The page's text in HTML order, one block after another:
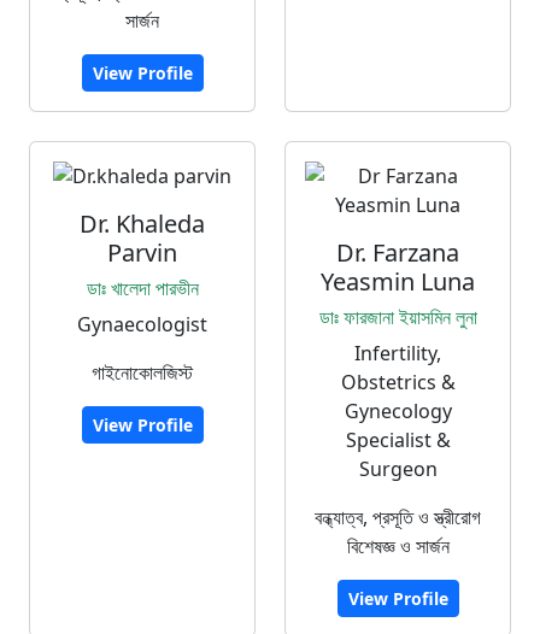
সার্জন
View Profile
Dr. Khaleda
Parvin
ডাঃ খালেদা পারভীন
Gynaecologist
গাইনোকোলজিস্ট
View Profile
Dr. Farzana
Yeasmin Luna
ডাঃ ফারজানা ইয়াসমিন লুনা
Infertility,
Obstetrics &
Gynecology
Specialist &
Surgeon
বন্ধ্যাত্ব, প্রসূতি ও স্ত্রীরোগ
বিশেষজ্ঞ ও সার্জন
View Profile